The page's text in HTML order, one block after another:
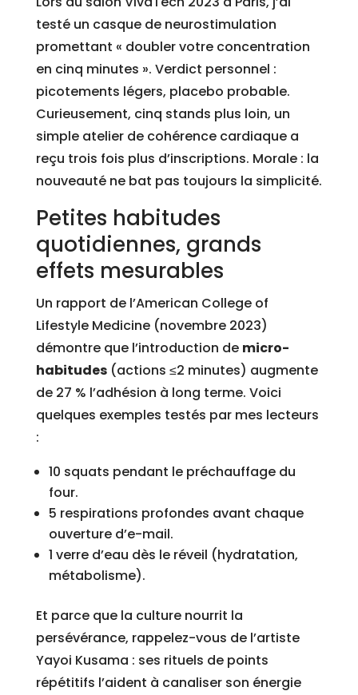
testé un casque de neurostimulation
promettant « doubler votre concentration
en cinq minutes ». Verdict personnel :
picotements légers, placebo probable.
Curieusement, cinq stands plus loin, un
simple atelier de cohérence cardiaque a
reçu trois fois plus d’inscriptions. Morale : la
nouveauté ne bat pas toujours la simplicité.
Petites habitudes
quotidiennes, grands
effets mesurables
Un rapport de l’American College of
Lifestyle Medicine (novembre 2023)
démontre que l’introduction de micro-
habitudes(actions ≤2 minutes) augmente
de 27 % l’adhésion à long terme. Voici
quelques exemples testés par mes lecteurs
:
10 squats pendant le préchauffage du
four.
5 respirations profondes avant chaque
ouverture d’e-mail.
1 verre d’eau dès le réveil (hydratation,
métabolisme).
Et parce que la culture nourrit la
persévérance, rappelez-vous de l’artiste
Yayoi Kusama : ses rituels de points
répétitifs l’aident à canaliser son énergie